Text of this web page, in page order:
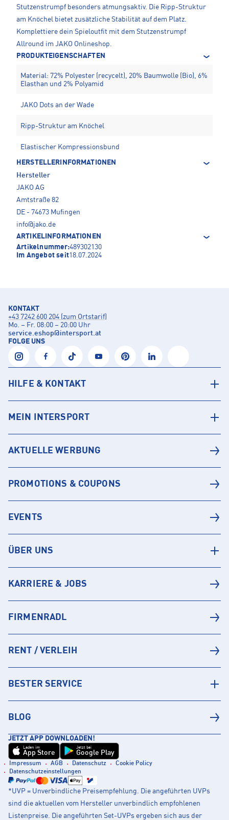
Stutzenstrumpf besonders atmungsaktiv. Die Ripp-Struktur
am Knöchel bietet zusätzliche Stabilität auf dem Platz.
Komplettiere dein Spieloutfit mit dem Stutzenstrumpf
Allround im JAKO Onlineshop.
PRODUKTEIGENSCHAFTEN
Material: 72% Polyester (recycelt), 20% Baumwolle (Bio), 6%
Elasthan und 2% Polyamid
JAKO Dots an der Wade
Ripp-Struktur am Knöchel
Elastischer Kompressionsbund
HERSTELLERINFORMATIONEN
Hersteller
JAKO AG
Amtstraße 82
DE - 74673 Mufingen
info@jako.de
ARTIKELINFORMATIONEN
Artikelnummer:489302130
Im Angebot seit18.07.2024
KONTAKT
+43 7242 600 204 (zum Ortstarif)
Mo. – Fr. 08:00 – 20:00 Uhr
service.eshop@intersport.at
FOLGE UNS
HILFE & KONTAKT
MEIN INTERSPORT
AKTUELLE WERBUNG
PROMOTIONS & COUPONS
EVENTS
ÜBER UNS
KARRIERE & JOBS
FIRMENRADL
RENT / VERLEIH
BESTER SERVICE
BLOG
JETZT APP DOWNLOADEN!
Laden im
App Store
Jetzt bei
Google Play
Impressum AGB Datenschutz
Cookie Policy
Datenschutzeinstellungen
*UVP = Unverbindliche Preisempfehlung. Die angeführten UVPs
sind die aktuellen vom Hersteller unverbindlich empfohlenen
Listenpreise. Die angeführten Set-UVPs ergeben sich aus der